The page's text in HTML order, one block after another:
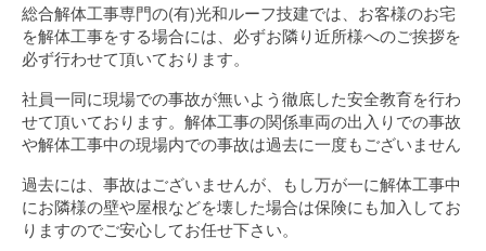
総合解体工事専門の(有)光和ルーフ技建では、お客様のお宅
を解体工事をする場合には、必ずお隣り近所様へのご挨拶を
必ず行わせて頂いております。
社員一同に現場での事故が無いよう徹底した安全教育を行わ
せて頂いております。解体工事の関係車両の出入りでの事故
や解体工事中の現場内での事故は過去に一度もございません
過去には、事故はございませんが、もし万が一に解体工事中
にお隣様の壁や屋根などを壊した場合は保険にも加入してお
りますのでご安心してお任せ下さい。